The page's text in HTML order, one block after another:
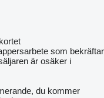
som bekräftar
är osäker i
du kommer